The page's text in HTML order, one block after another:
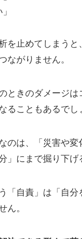
を止めてしまうと
ながりません。
ときのダメージは
ることもあるでし
のは、「災害や変
」にまで掘り下げ
「自責」は「自分
ん。